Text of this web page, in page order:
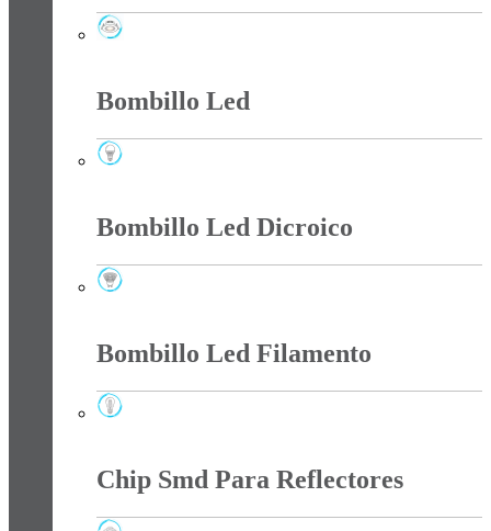
Bombillo Led
Bombillo Led Dicroico
Bombillo Led Filamento
Chip Smd Para Reflectores